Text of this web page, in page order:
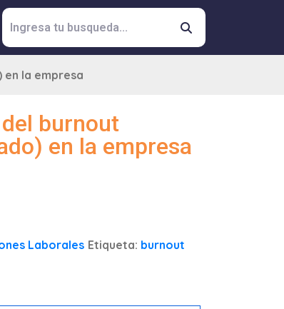
la empresa
burnout
en la empresa
Laborales Etiqueta: burnout